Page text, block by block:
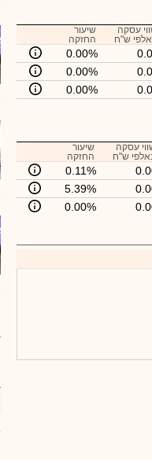
עסקה
ש"ח
שיעור
החזקה
0.00%
0.00%
0.00%
עסקה
ש"ח
שיעור
החזקה
0.11%
5.39%
0.00%